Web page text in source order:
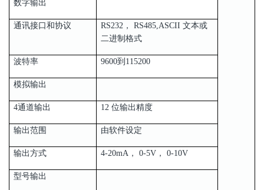
数字输出
通讯接口和协议
RS232， RS485,ASCII 文本或
二进制格式
波特率 9600到115200
模拟输出
4通道输出 12 位输出精度
输出范围 由软件设定
输出方式 4-20mA， 0-5V， 0-10V
型号输出